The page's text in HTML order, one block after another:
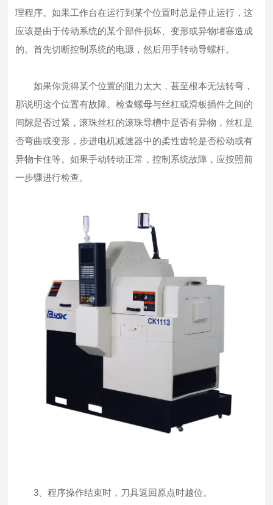
理程序。如果工作台在运行到某个位置时总是停止运行，这
应该是由于传动系统的某个部件损坏、变形或异物堵塞造成
的。首先切断控制系统的电源，然后用手转动导螺杆。
如果你觉得某个位置的阻力太大，甚至根本无法转弯，
那说明这个位置有故障。检查螺母与丝杠或滑板插件之间的
间隙是否过紧，滚珠丝杠的滚珠导槽中是否有异物，丝杠是
否弯曲或变形，步进电机减速器中的柔性齿轮是否松动或有
异物卡住等。如果手动转动正常，控制系统故障，应按照前
一步骤进行检查。
3、程序操作结束时，刀具返回原点时越位。